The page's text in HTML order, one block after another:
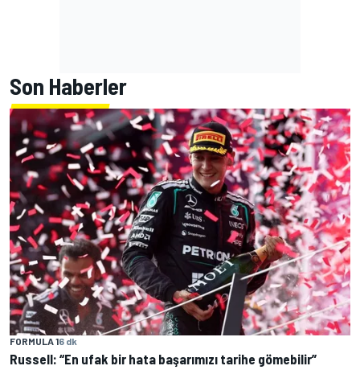
Son Haberler
FORMULA 16 dk
Russell: “En ufak bir hata başarımızı tarihe gömebilir”